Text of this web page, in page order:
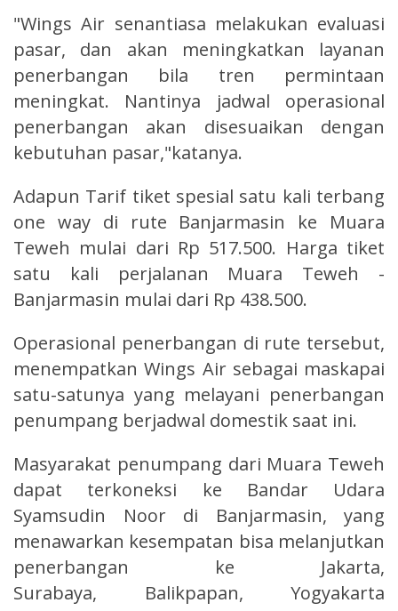
"Wings Air senantiasa melakukan evaluasi
pasar, dan akan meningkatkan layanan
penerbangan bila tren permintaan
meningkat. Nantinya jadwal operasional
penerbangan akan disesuaikan dengan
kebutuhan pasar,"katanya.
Adapun Tarif tiket spesial satu kali terbang
one way di rute Banjarmasin ke Muara
Teweh mulai dari Rp 517.500. Harga tiket
satu kali perjalanan Muara Teweh -
Banjarmasin mulai dari Rp 438.500.
Operasional penerbangan di rute tersebut,
menempatkan Wings Air sebagai maskapai
satu-satunya yang melayani penerbangan
penumpang berjadwal domestik saat ini.
Masyarakat penumpang dari Muara Teweh
dapat terkoneksi ke Bandar Udara
Syamsudin Noor di Banjarmasin, yang
menawarkan kesempatan bisa melanjutkan
penerbangan ke Jakarta,
Surabaya, Balikpapan, Yogyakarta